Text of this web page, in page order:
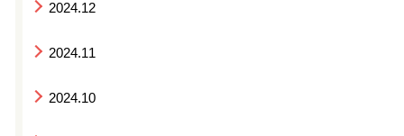
2024.12
2024.11
2024.10